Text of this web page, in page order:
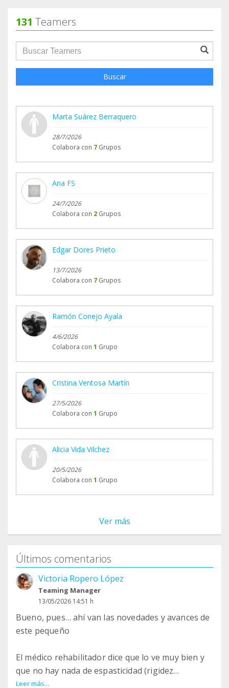
131 Teamers
groupProfile.searchForm.search.text???
Buscar
Marta Suárez Berraquero
28/7/2026
Colabora con 7 Grupos
Ana FS
24/7/2026
Colabora con 2 Grupos
Edgar Dores Prieto
13/7/2026
Colabora con 7 Grupos
Ramón Conejo Ayala
4/6/2026
Colabora con 1 Grupo
Cristina Ventosa Martín
27/5/2026
Colabora con 1 Grupo
Alicia Vida Vilchez
20/5/2026
Colabora con 1 Grupo
Ver más
Últimos comentarios
Victoria Ropero López
Teaming Manager
13/05/2026 14:51 h
Bueno, pues… ahí van las novedades y avances de
este pequeño
El médico rehabilitador dice que lo ve muy bien y
que no hay nada de espasticidad (rigidez
muscular, tensión excesiva -hipertonía - y
Leer más...